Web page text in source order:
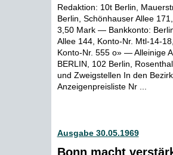
Redaktion: 10t Berlin,
Berlin, Schönhauser Allee
3,50 Mark — Bankkonto:
Allee 144, Konto-Nr. Mtl-14-
Konto-Nr. 555 o» — Alleinige
BERLIN, 102 Berlin,
und Zweigstellen In den
Anzeigenpreisliste Nr ...
Ausgabe 30.05.1969
Bonn macht